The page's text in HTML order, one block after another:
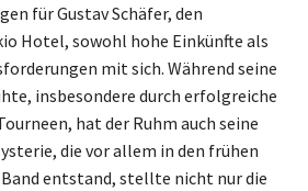
für Gustav Schäfer, den
Hotel, sowohl hohe Einkünfte als
mit sich. Während seine
insbesondere durch erfolgreiche
hat der Ruhm auch seine
die vor allem in den frühen
Band entstand, stellte nicht nur die